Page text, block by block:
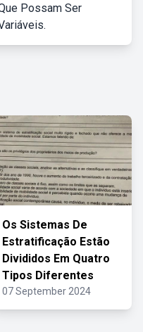
Possam Ser
Os Sistemas De
Estratificação Estão
Divididos Em Quatro
Tipos Diferentes
07 September 2024